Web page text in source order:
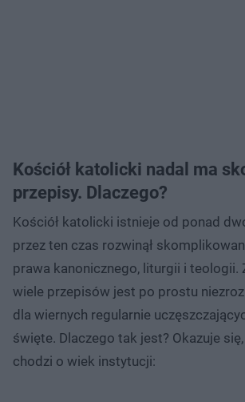
Kościół katolicki nadal ma
przepisy. Dlaczego?
Kościół katolicki istnieje od ponad
przez ten czas rozwinął
prawa kanonicznego, liturgii i teologii.
wiele przepisów jest po prostu
dla wiernych regularnie
święte. Dlaczego tak jest? Okazuje
chodzi o wiek instytucji: